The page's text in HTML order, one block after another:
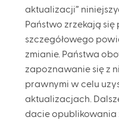
aktualizacji”
Państwo zrzekają
szczegółowego
zmianie. Państwa
zapoznawanie się z
prawnymi w celu
aktualizacjach.
dacie opublikowania